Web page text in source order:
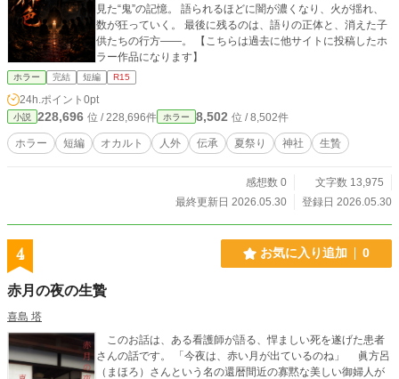
見た“鬼”の記憶。 語られるほどに闇が濃くなり、火が揺れ、
数が狂っていく。 最後に残るのは、語りの正体と、消えた子
供たちの行方――。 【こちらは過去に他サイトに投稿したホ
ラー作品になります】
ホラー 完結 短編 R15
24h.ポイント 0pt
小説 228,696 位 / 228,696件 ホラー 8,502 位 / 8,502件
ホラー 短編 オカルト 人外 伝承 夏祭り 神社 生贄
感想数 0
文字数 13,975
最終更新日 2026.05.30
登録日 2026.05.30
4 お気に入り追加 0
赤月の夜の生贄
喜島 塔
このお話は、ある看護師が語る、悍ましい死を遂げた患者
さんの話です。 「今夜は、赤い月が出ているのね」 眞方呂
（まほろ）さんという名の還暦間近の寡黙な美しい御婦人が